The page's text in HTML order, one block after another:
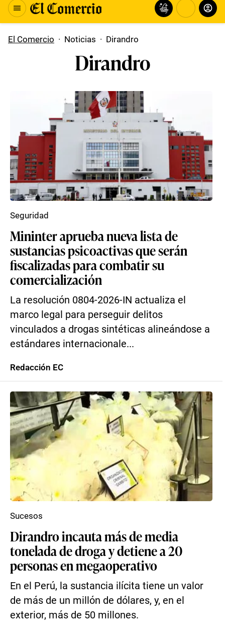
El Comercio · Noticias · Dirandro
Dirandro
Mininter aprueba nueva lista de
sustancias psicoactivas que serán
fiscalizadas para combatir su
comercialización
La resolución 0804-2026-IN actualiza el
marco legal para perseguir delitos
vinculados a drogas sintéticas alineándose a
estándares internacionale...
Seguridad
Redacción EC
Dirandro incauta más de media
tonelada de droga y detiene a 20
personas en megaoperativo
En el Perú, la sustancia ilícita tiene un valor
de más de un millón de dólares, y, en el
exterior, más de 50 millones.
Sucesos